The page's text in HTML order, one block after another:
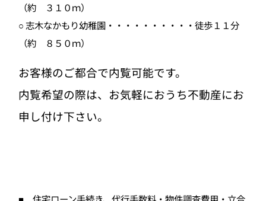
（約 ３１０ｍ）
○ 志木なかもり幼稚園・・・・・・・・・・徒歩１１分
（約 ８５０ｍ）
お客様のご都合で内覧可能です。
内覧希望の際は、お気軽におうち不動産にお
申し付け下さい。